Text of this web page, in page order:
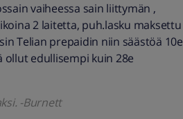
vaiheessa sain liittymän ,
2 laitetta, puh.lasku maksettu
Telian prepaidin niin säästöä 10e
edullisempi kuin 28e
-Burnett